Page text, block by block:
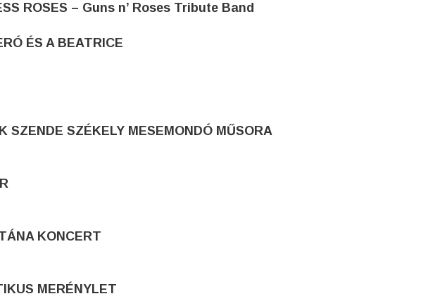
ROSES – Guns n’ Roses Tribute Band
ÉS A BEATRICE
SZENDE SZÉKELY MESEMONDÓ MŰSORA
KONCERT
MERÉNYLET